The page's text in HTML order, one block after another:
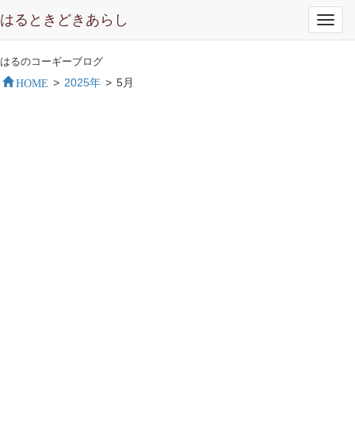
はるときどきあらし
はるのコーギーブログ
HOME > 2025年 > 5月